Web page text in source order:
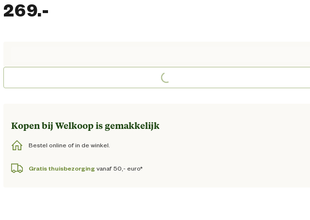
269.-
Loading...
Kopen bij Welkoop is gemakkelijk
Bestel online of in de winkel.
Gratis thuisbezorging vanaf 50,- euro*